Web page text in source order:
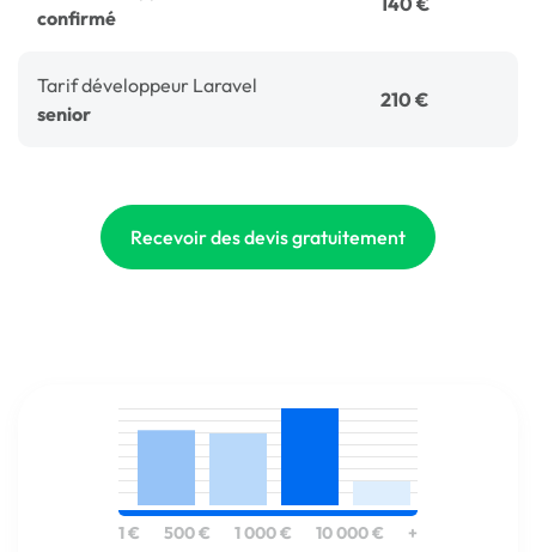
confirmé
Tarif développeur Laravel
senior
210 €
Recevoir des devis gratuitement
1 € 500 € 1 000 € 10 000 € +